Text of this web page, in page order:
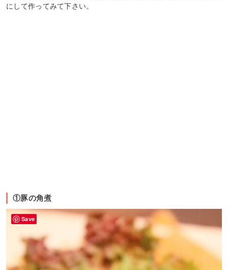
にして作ってみて下さい。
①豚の角煮
Save